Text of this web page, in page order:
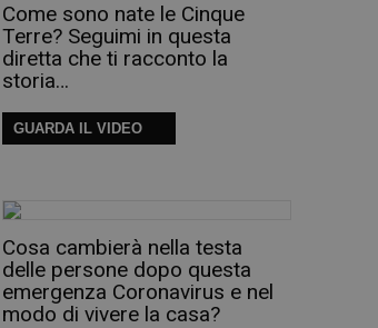
Come sono nate le Cinque
Terre? Seguimi in questa
diretta che ti racconto la
storia…
GUARDA IL VIDEO
Cosa cambierà nella testa
delle persone dopo questa
emergenza Coronavirus e nel
modo di vivere la casa?